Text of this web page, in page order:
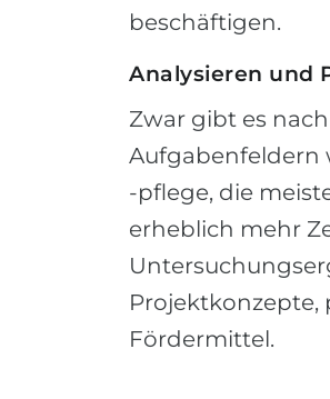
beschäftigen.
Analysieren und
Zwar gibt es
Aufgabenfeldern
-pflege, die
erheblich mehr
Projektkonzepte,
Fördermittel.